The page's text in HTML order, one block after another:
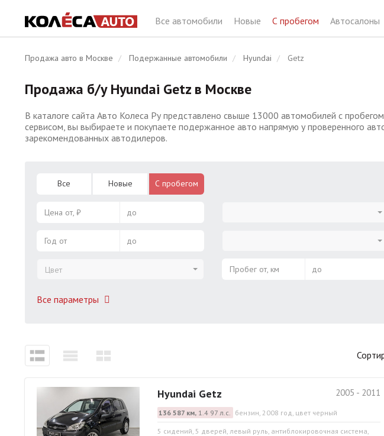
Все автомобили Новые С пробегом Автосалоны
Продажа авто в Москве Подержанные автомобили Hyundai Getz
Продажа б/у Hyundai Getz в Москве
В каталоге сайта Авто Колеса Ру представлено свыше 13000 автомобилей с
сервисом, вы выбираете и покупаете подержанное авто напрямую у проверенного
зарекомендованных автодилеров.
Все Новые С пробегом
Цена от, ₽ до
Год от до
Цвет
Все параметры
Пробег от, км до
2005 - 2011
Hyundai Getz
136 587 км,1.4 97 л.с. бензин, 2008 год, цвет черный
5 сидений, 5 дверей, левый руль, антиблокировочная система,